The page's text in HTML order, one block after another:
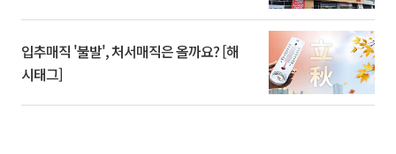
입추매직 '불발', 처서매직은 올까요? [해
시태그]